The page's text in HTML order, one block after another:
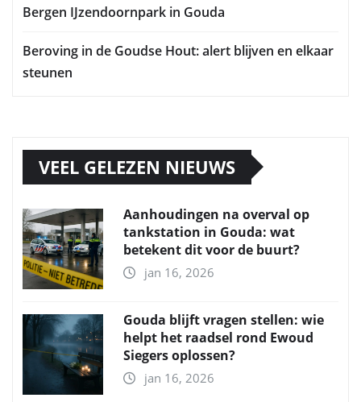
Bergen IJzendoornpark in Gouda
Beroving in de Goudse Hout: alert blijven en elkaar
steunen
VEEL GELEZEN NIEUWS
Aanhoudingen na overval op
tankstation in Gouda: wat
betekent dit voor de buurt?
jan 16, 2026
Gouda blijft vragen stellen: wie
helpt het raadsel rond Ewoud
Siegers oplossen?
jan 16, 2026